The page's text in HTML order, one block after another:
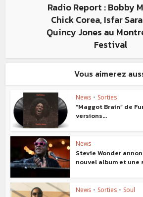
Radio Report : Bobby
Chick Corea, Isfar
Quincy Jones au
Festival
Vous aimerez
News • Sorties
“Maggot Brain” de
versions...
News
Stevie Wonder
nouvel album et une
News • Sorties • Soul